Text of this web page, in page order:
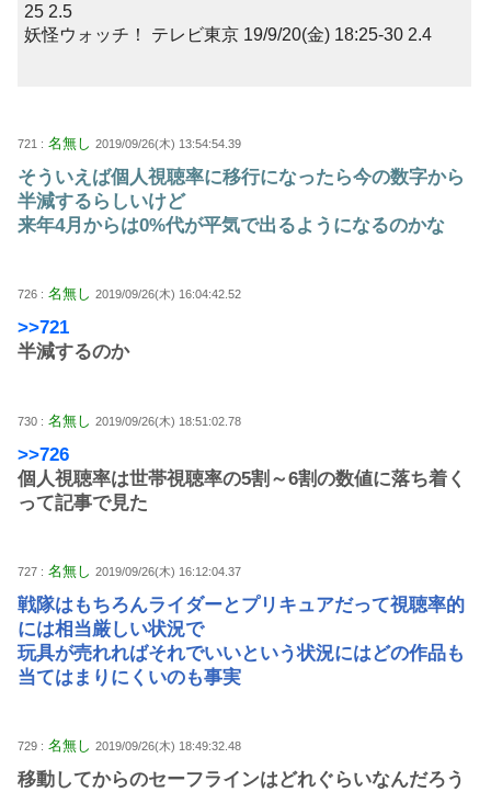
25 2.5
妖怪ウォッチ！ テレビ東京 19/9/20(金) 18:25-30 2.4
721 : 名無し 2019/09/26(木) 13:54:54.39
そういえば個人視聴率に移行になったら今の数字から
半減するらしいけど
来年4月からは0%代が平気で出るようになるのかな
726 : 名無し 2019/09/26(木) 16:04:42.52
>>721
半減するのか
730 : 名無し 2019/09/26(木) 18:51:02.78
>>726
個人視聴率は世帯視聴率の5割～6割の数値に落ち着く
って記事で見た
727 : 名無し 2019/09/26(木) 16:12:04.37
戦隊はもちろんライダーとプリキュアだって視聴率的
には相当厳しい状況で
玩具が売れればそれでいいという状況にはどの作品も
当てはまりにくいのも事実
729 : 名無し 2019/09/26(木) 18:49:32.48
移動してからのセーフラインはどれぐらいなんだろう